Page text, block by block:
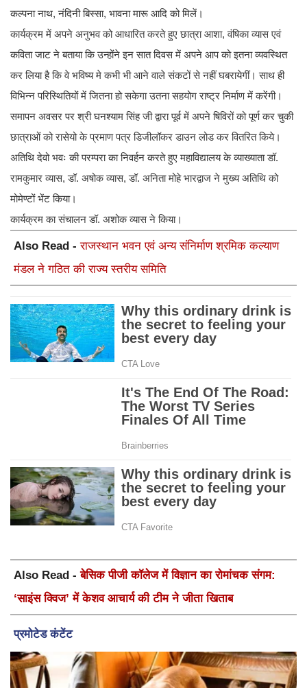
कल्पना नाथ, नंदिनी बिस्सा, भावना मारू आदि को मिलें।
कार्यक्रम में अपने अनुभव को आधारित करते हुए छात्रा आशा, वंषिका व्यास एवं
कविता जाट ने बताया कि उन्होंने इन सात दिवस में अपने आप को इतना व्यवस्थित
कर लिया है कि वे भविष्य मे कभी भी आने वाले संकटों से नहीं घबरायेगीं। साथ ही
विभिन्न परिस्थितियों में जितना हो सकेगा उतना सहयोग राष्ट्र निर्माण में करेंगी।
समापन अवसर पर श्री घनश्याम सिंह जी द्वारा पूर्व में अपने षिविरों को पूर्ण कर चुकी
छात्राओं को रासेयो के प्रमाण पत्र डिजीलॉकर डाउन लोड कर वितरित किये।
अतिथि देवो भवः की परम्परा का निवर्हन करते हुए महाविद्यालय के व्याख्याता डॉ.
रामकुमार व्यास, डॉ. अषोक व्यास, डॉ. अनिता मोहे भारद्वाज ने मुख्य अतिथि को
मोमेण्टों भेंट किया।
कार्यक्रम का संचालन डॉ. अशोक व्यास ने किया।
Also Read -राजस्थान भवन एवं अन्य संनिर्माण श्रमिक कल्याण
मंडल ने गठित की राज्य स्तरीय समिति
Also Read -बेसिक पीजी कॉलेज में विज्ञान का रोमांचक संगम:
‘साइंस क्विज’ में केशव आचार्य की टीम ने जीता खिताब